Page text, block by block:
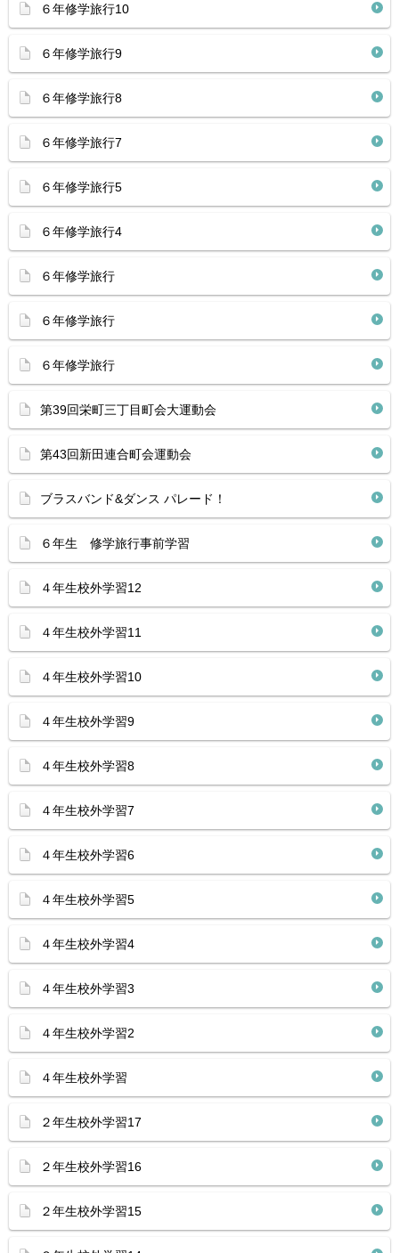
６年修学旅行10
６年修学旅行9
６年修学旅行8
６年修学旅行7
６年修学旅行5
６年修学旅行4
６年修学旅行
６年修学旅行
６年修学旅行
第39回栄町三丁目町会大運動会
第43回新田連合町会運動会
ブラスバンド&ダンス パレード！
６年生 修学旅行事前学習
４年生校外学習12
４年生校外学習11
４年生校外学習10
４年生校外学習9
４年生校外学習8
４年生校外学習7
４年生校外学習6
４年生校外学習5
４年生校外学習4
４年生校外学習3
４年生校外学習2
４年生校外学習
２年生校外学習17
２年生校外学習16
２年生校外学習15